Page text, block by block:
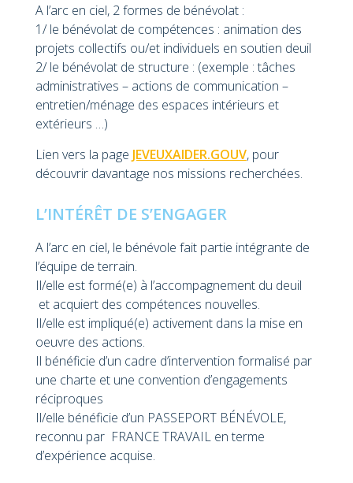
A l’arc en ciel, 2 formes de bénévolat :
1/ le bénévolat de compétences : animation des
projets collectifs ou/et individuels en soutien deuil
2/ le bénévolat de structure : (exemple : tâches
administratives – actions de communication –
entretien/ménage des espaces intérieurs et
extérieurs …)
Lien vers la page JEVEUXAIDER.GOUV, pour
découvrir davantage nos missions recherchées.
L’INTÉRÊT DE S’ENGAGER
A l’arc en ciel, le bénévole fait partie intégrante de
l’équipe de terrain.
Il/elle est formé(e) à l’accompagnement du deuil
et acquiert des compétences nouvelles.
Il/elle est impliqué(e) activement dans la mise en
oeuvre des actions.
Il bénéficie d’un cadre d’intervention formalisé par
une charte et une convention d’engagements
réciproques
Il/elle bénéficie d’un PASSEPORT BÉNÉVOLE,
reconnu par FRANCE TRAVAIL en terme
d’expérience acquise.